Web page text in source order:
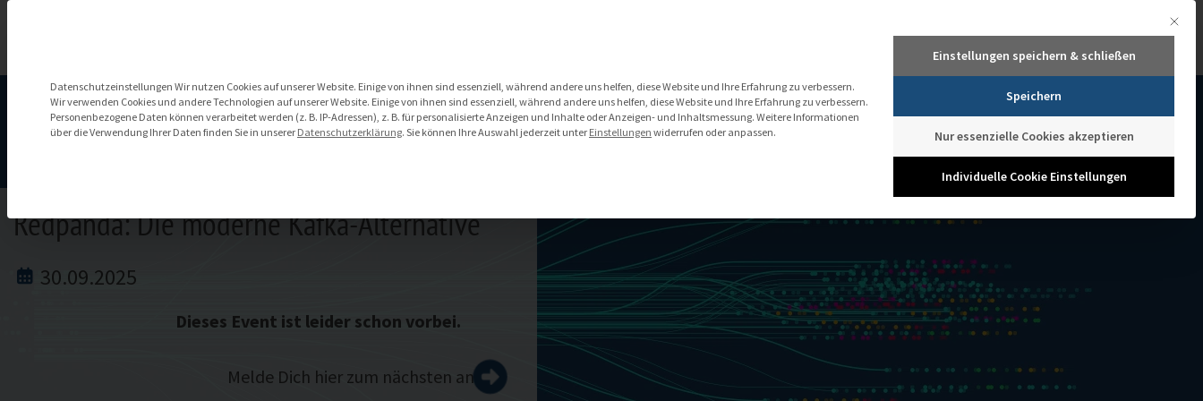
info@it-novum.com
TRAININGS ACADEMY MEDIATHEK
Redpanda: Die moderne Kafka-Alternative
30.09.2025
Dieses Event ist leider schon vorbei.
Melde Dich hier zum nächsten an
Mit
Datenschutzeinstellungen
Datenschutzeinstellungen Wir nutzen Cookies auf unserer Website. Einige von ihnen sind essenziell, während andere uns helfen, diese Website und Ihre Erfahrung zu verbessern.
Wir verwenden Cookies und andere Technologien auf unserer Website. Einige von ihnen sind essenziell, während andere uns helfen, diese Website und Ihre Erfahrung zu verbessern.
Personenbezogene Daten können verarbeitet werden (z. B. IP-Adressen), z. B. für personalisierte Anzeigen und Inhalte oder Anzeigen- und Inhaltsmessung. Weitere Informationen
über die Verwendung Ihrer Daten finden Sie in unserer Datenschutzerklärung. Sie können Ihre Auswahl jederzeit unter Einstellungen widerrufen oder anpassen.
Einstellungen speichern & schließen
Speichern
Nur essenzielle Cookies akzeptieren
Individuelle Cookie Einstellungen